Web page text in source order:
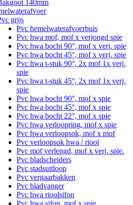
140mm
grijs
Pvc hemelwaterafvoerbuis
Pvc hwa mof, mof x verjongd spie
Pvc hwa bocht 90°, mof x verj. spie
Pvc hwa bocht 45°, mof x verj. spie
Pvc hwa t-stuk 90°, 2x mof 1x verj.
spie
Pvc hwa t-stuk 45°, 2x mof 1x verj.
spie
Pvc hwa bocht 90°, mof x spie
Pvc hwa bocht 45°, mof x spie
Pvc hwa bocht 22°, mof x spie
Pvc hwa verloopring, mof x spie
Pvc hwa verloopsok, mof x mof
Pvc verloopsok hwa / riool
Pvc mof verlengd, mof x verj. spie.
Pvc bladscheiders
Pvc stadsuitloop
Pvc vergaarbakken
Pvc bladvanger
Pvc hwa rioolsifon
Pvc hwa sifon, mof x spie